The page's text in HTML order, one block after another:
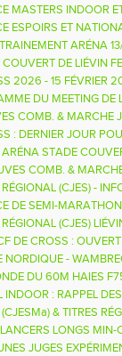
MASTERS INDOOR
ESPOIRS ET
ARÉNA
DE LIÉVIN
2026 - 15 FÉVRIER
DU MEETING DE
COMB. & MARCHE
: DERNIER JOUR
ARÉNA STADE
COMB. &
(CJES) -
DE SEMI-
(CJES)
DE CROSS :
NORDIQUE -
DU 60M HAIES
INDOOR : RAPPEL
& TITRES
LONGS
JUGES